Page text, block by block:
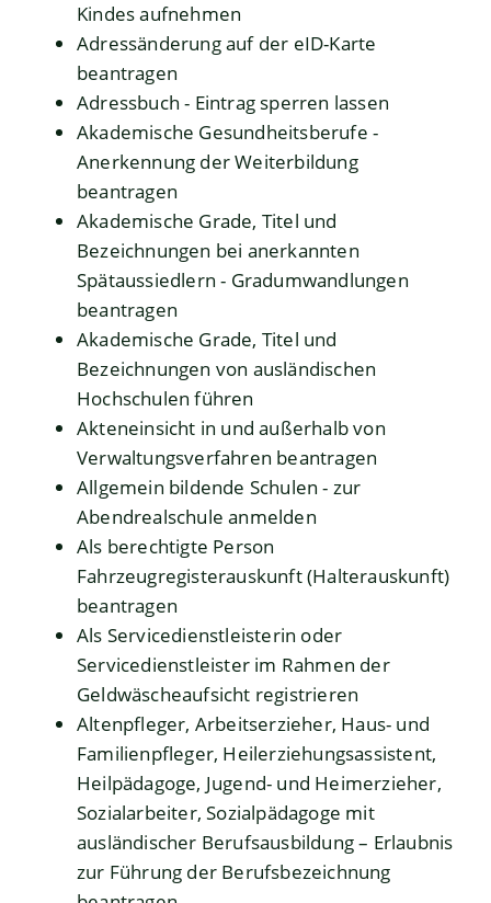
Kindes aufnehmen
Adressänderung auf der eID-Karte
beantragen
Adressbuch - Eintrag sperren lassen
Akademische Gesundheitsberufe -
Anerkennung der Weiterbildung
beantragen
Akademische Grade, Titel und
Bezeichnungen bei anerkannten
Spätaussiedlern - Gradumwandlungen
beantragen
Akademische Grade, Titel und
Bezeichnungen von ausländischen
Hochschulen führen
Akteneinsicht in und außerhalb von
Verwaltungsverfahren beantragen
Allgemein bildende Schulen - zur
Abendrealschule anmelden
Als berechtigte Person
Fahrzeugregisterauskunft (Halterauskunft)
beantragen
Als Servicedienstleisterin oder
Servicedienstleister im Rahmen der
Geldwäscheaufsicht registrieren
Altenpfleger, Arbeitserzieher, Haus- und
Familienpfleger, Heilerziehungsassistent,
Heilpädagoge, Jugend- und Heimerzieher,
Sozialarbeiter, Sozialpädagoge mit
ausländischer Berufsausbildung – Erlaubnis
zur Führung der Berufsbezeichnung